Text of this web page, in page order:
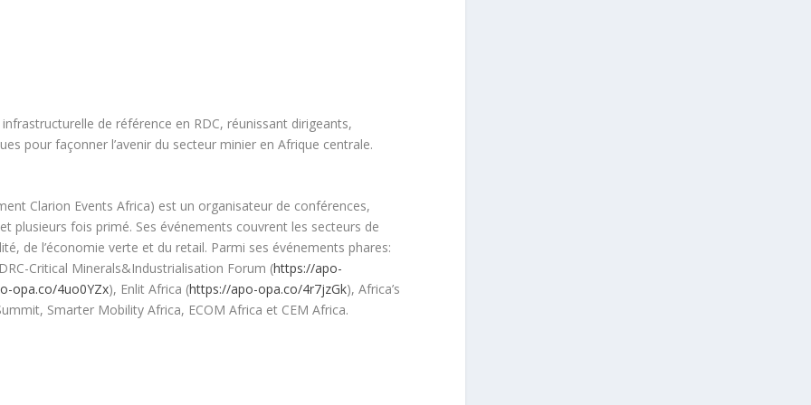
de référence en RDC, réunissant dirigeants,
pour façonner l’avenir du secteur minier en Afrique centrale.
Clarion Events Africa) est un organisateur de conférences,
plusieurs fois primé. Ses événements couvrent les secteurs de
de l’économie verte et du retail. Parmi ses événements phares:
Critical Minerals&Industrialisation Forum (https://apo-
opa.co/4uo0YZx), Enlit Africa (https://apo-opa.co/4r7jzGk), Africa’s
Smarter Mobility Africa, ECOM Africa et CEM Africa.